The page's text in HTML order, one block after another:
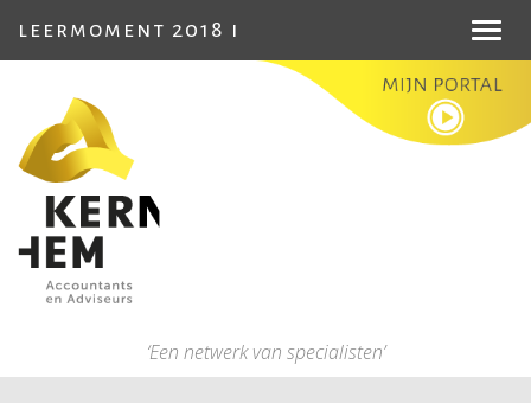
leermoment 2018 i
‘Een netwerk van specialisten’